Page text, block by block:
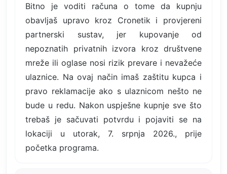
Bitno je voditi računa o tome da kupnju
obavljaš upravo kroz Cronetik i provjereni
partnerski sustav, jer kupovanje od
nepoznatih privatnih izvora kroz društvene
mreže ili oglase nosi rizik prevare i nevažeće
ulaznice. Na ovaj način imaš zaštitu kupca i
pravo reklamacije ako s ulaznicom nešto ne
bude u redu. Nakon uspješne kupnje sve što
trebaš je sačuvati potvrdu i pojaviti se na
lokaciji u utorak, 7. srpnja 2026., prije
početka programa.